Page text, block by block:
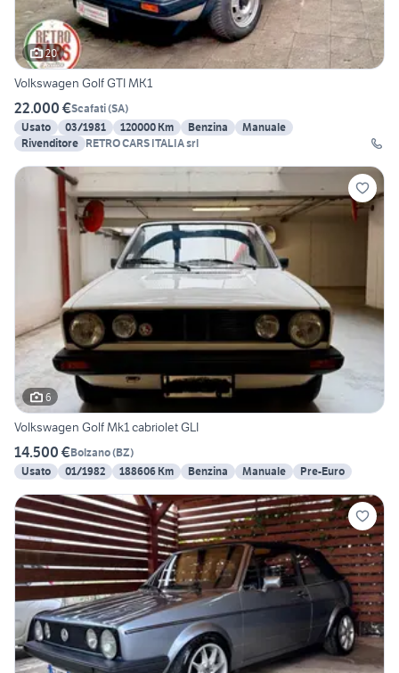
20
Volkswagen Golf GTI MK1
22.000 €Scafati(SA)
Usato
03/1981 120000 Km Benzina
Manuale
Rivenditore RETRO CARS ITALIA srl
6
Volkswagen Golf Mk1 cabriolet GLI
14.500 €Bolzano(BZ)
Usato
01/1982 188606 Km Benzina Manuale Pre-Euro